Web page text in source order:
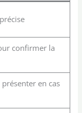
confirmer la
en cas